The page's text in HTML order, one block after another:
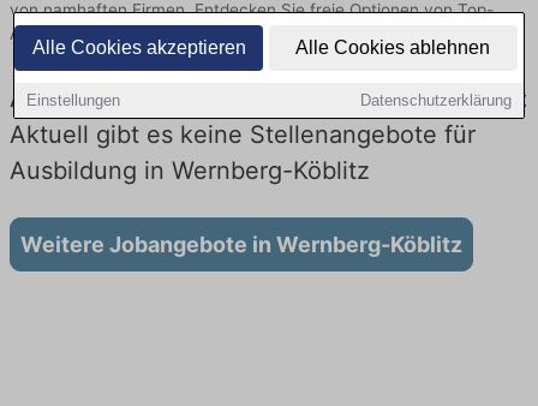
Alle Cookies akzeptieren Alle Cookies ablehnen
Einstellungen Datenschutzerklärung
von namhaften Firmen. Entdecken Sie freie Optionen von Top-
Arbeitgebern und bewerben Sie sich noch heute.
Ausbildung in Wernberg-Köblitz bei der Bahn:
Aktuell gibt es keine Stellenangebote für
Ausbildung in Wernberg-Köblitz
Weitere Jobangebote in Wernberg-Köblitz